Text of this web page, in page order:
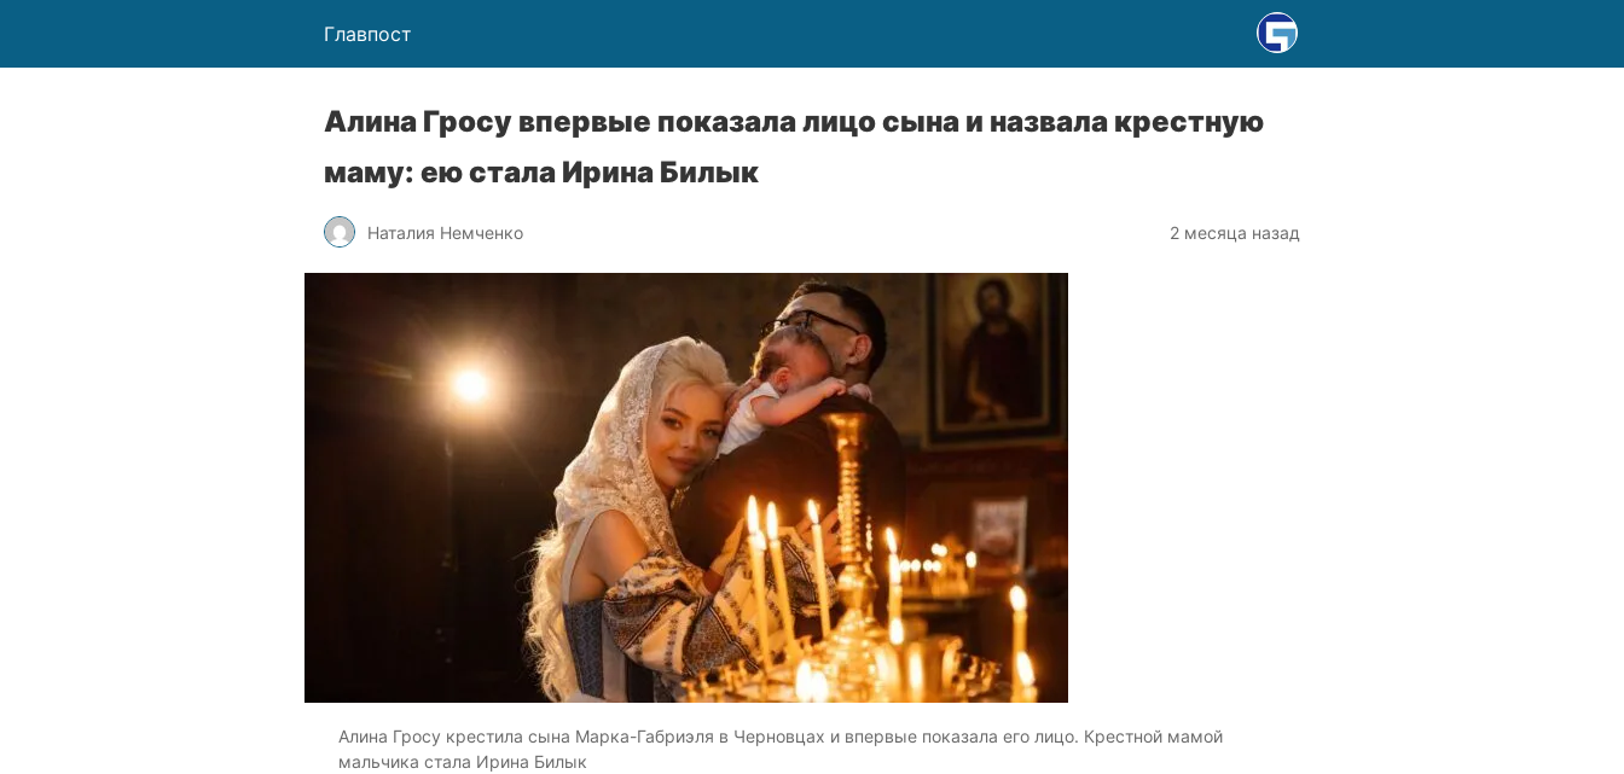
Главпост
Алина Гросу впервые показала лицо сына и назвала крестную
маму: ею стала Ирина Билык
Наталия Немченко 2 месяца назад
Алина Гросу крестила сына Марка-Габриэля в Черновцах и впервые показала его лицо. Крестной мамой
мальчика стала Ирина Билык